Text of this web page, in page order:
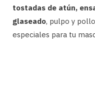
tostadas de atún,
glaseado, pulpo y
especiales para tu